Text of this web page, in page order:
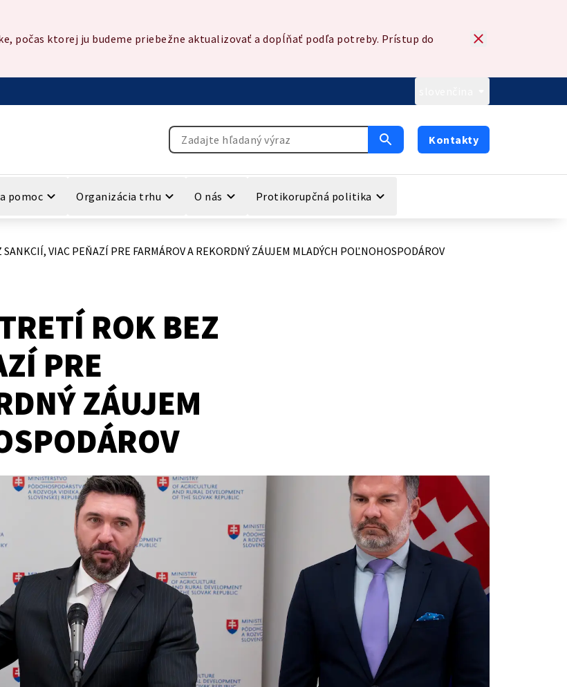
počas ktorej ju budeme priebežne aktualizovať a dopĺňať podľa potreby. Prístup do
Vyhľadávanie Kontakty
pomoc Organizácia trhu O nás Protikorupčná politika
VIAC PEŇAZÍ PRE FARMÁROV A REKORDNÝ ZÁUJEM MLADÝCH POĽNOHOSPODÁROV
ROK BEZ
PRE
ZÁUJEM